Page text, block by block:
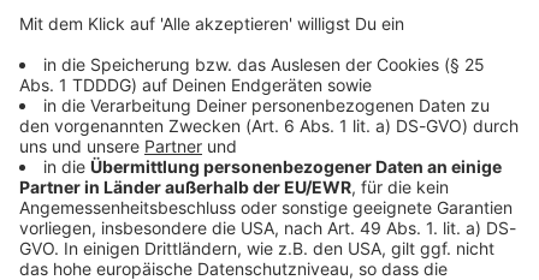
Bayern